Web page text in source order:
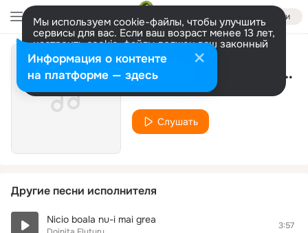
Войти
Мы используем cookie-файлы, чтобы улучшить
сервисы для вас. Если ваш возраст менее 13 лет,
настроить cookie-файлы должен ваш законный
представитель. Больше информации
Разрешить все Настроить Nunta Tine-O Saptamana
Doinita Fluturu
Слушать
Другие песни исполнителя
Nicio boala nu-i mai grea 3:57
Информация о контенте
на платформе — здесь